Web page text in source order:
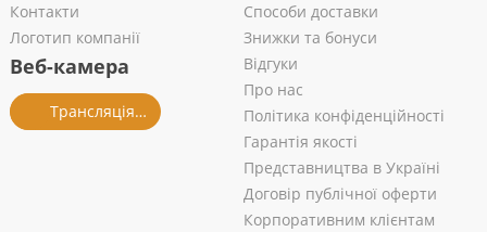
Контакти
Логотип компанії
Веб-камера
Трансляція із салону
Способи доставки
Знижки та бонуси
Відгуки
Про нас
Політика конфіденційності
Гарантія якості
Представництва в Україні
Договір публічної оферти
Корпоративним клієнтам